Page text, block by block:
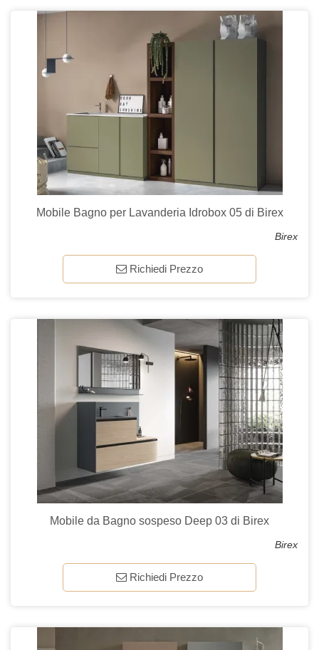
Mobile Bagno per Lavanderia Idrobox 05 di Birex
Birex
Richiedi Prezzo
Mobile da Bagno sospeso Deep 03 di Birex
Birex
Richiedi Prezzo